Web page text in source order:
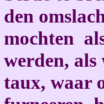
den
mochten
werden,
taux, waar